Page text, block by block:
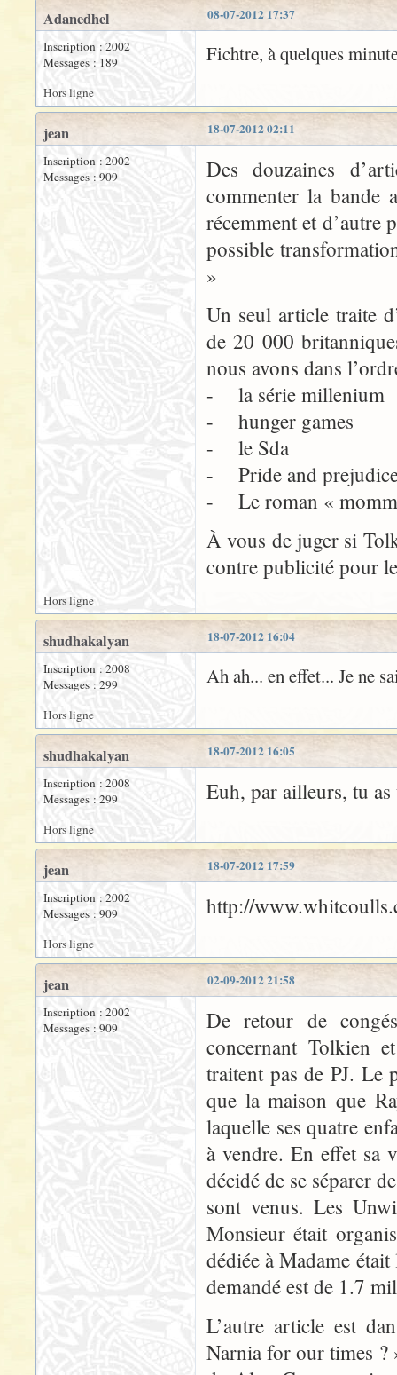
08-07-2012 17:37
Adanedhel
Inscription : 2002
Messages : 189
Fichtre, à quelques
Hors ligne
18-07-2012 02:11
jean
Inscription : 2002
Messages : 909
Des douzaines
commenter la bande
récemment et d’autre
possible
»
Un seul article traite
de 20 000
nous avons dans
- la série millenium
- hunger games
- le Sda
- Pride and
- Le roman «
À vous de juger si
contre publicité pour
Hors ligne
18-07-2012 16:04
shudhakalyan
Inscription : 2008
Messages : 299
Ah ah... en effet... Je ne
Hors ligne
18-07-2012 16:05
shudhakalyan
Inscription : 2008
Messages : 299
Euh, par ailleurs, tu
Hors ligne
18-07-2012 17:59
jean
Inscription : 2002
Messages : 909
http://
Hors ligne
02-09-2012 21:58
jean
Inscription : 2002
Messages : 909
De retour de
concernant Tolkien
traitent pas de PJ. Le
que la maison que
laquelle ses quatre
à vendre. En effet sa
décidé de se séparer
sont venus. Les
Monsieur était
dédiée à Madame
demandé est de 1.7
L’autre article est
Narnia for our times ?